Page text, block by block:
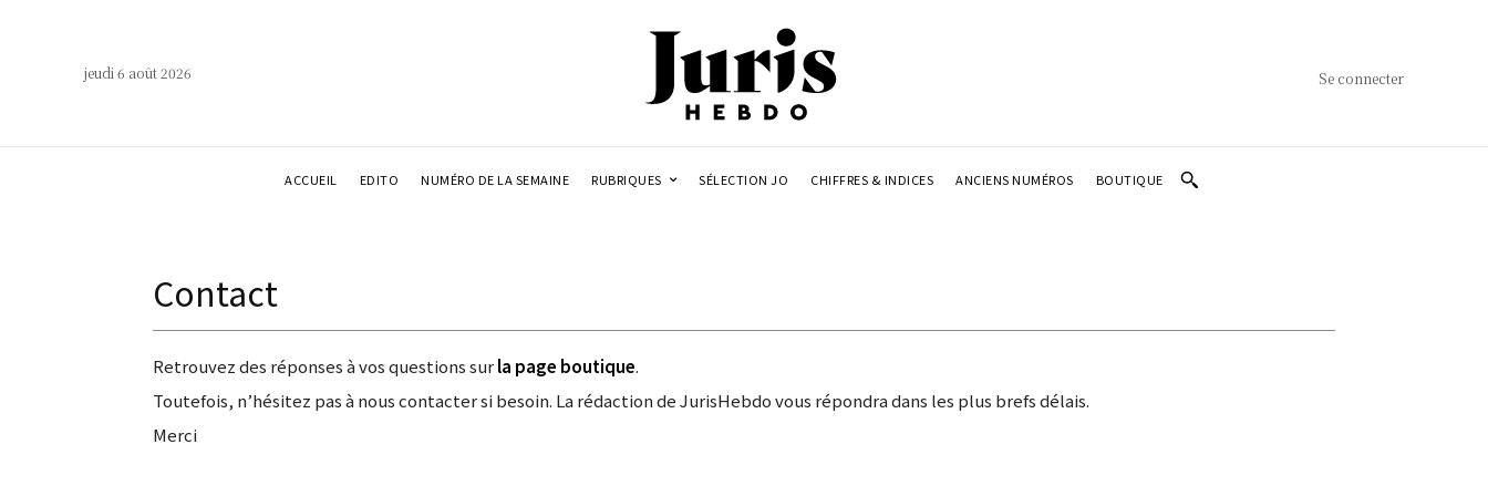
jeudi 6 août 2026 Se connecter
ACCUEIL EDITO NUMÉRO DE LA SEMAINE RUBRIQUES SÉLECTION JO CHIFFRES & INDICES ANCIENS NUMÉROS BOUTIQUE
Contact
Retrouvez des réponses à vos questions surla page boutique.
Toutefois, n’hésitez pas à nous contacter si besoin. La rédaction de JurisHebdo vous répondra dans les plus brefs délais.
Merci